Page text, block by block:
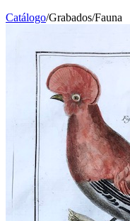
Catálogo/Grabados/Fauna